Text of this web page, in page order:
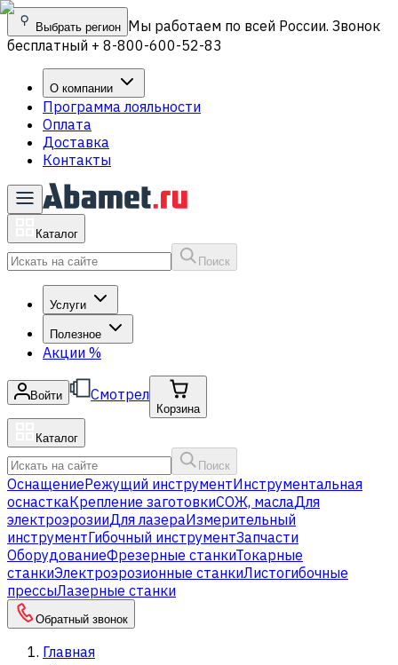
Выбрать регион Мы работаем по всей России. Звонок
бесплатный + 8-800-600-52-83
О компании
Программа лояльности
Оплата
Доставка
Контакты
Каталог
Поиск
Услуги
Полезное
Акции %
Войти Смотрел
Корзина
Каталог
Поиск
ОснащениеРежущий инструментИнструментальная
оснасткаКрепление заготовкиСОЖ, маслаДля
электроэрозииДля лазераИзмерительный
инструментГибочный инструментЗапчасти
ОборудованиеФрезерные станкиТокарные
станкиЭлектроэрозионные станкиЛистогибочные
прессыЛазерные станки
Обратный звонок
Главная